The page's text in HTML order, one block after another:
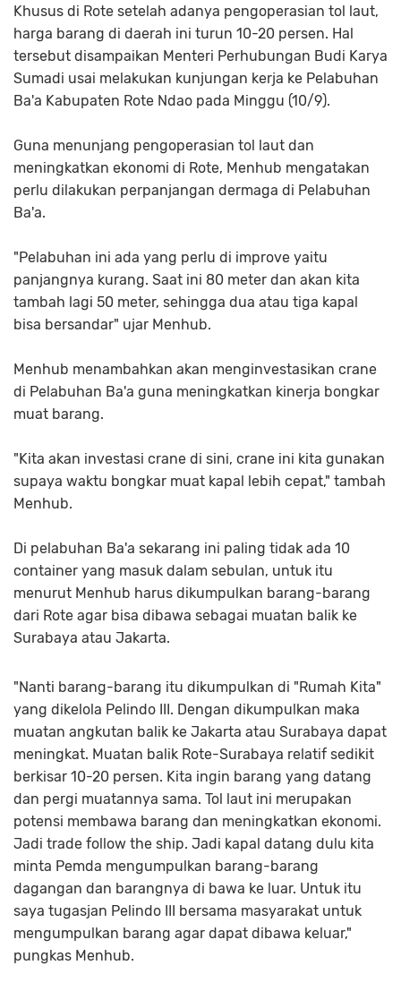
Khusus di Rote setelah adanya pengoperasian tol laut,
harga barang di daerah ini turun 10-20 persen. Hal
tersebut disampaikan Menteri Perhubungan Budi Karya
Sumadi usai melakukan kunjungan kerja ke Pelabuhan
Ba'a Kabupaten Rote Ndao pada Minggu (10/9).
Guna menunjang pengoperasian tol laut dan
meningkatkan ekonomi di Rote, Menhub mengatakan
perlu dilakukan perpanjangan dermaga di Pelabuhan
Ba'a.
"Pelabuhan ini ada yang perlu di improve yaitu
panjangnya kurang. Saat ini 80 meter dan akan kita
tambah lagi 50 meter, sehingga dua atau tiga kapal
bisa bersandar" ujar Menhub.
Menhub menambahkan akan menginvestasikan crane
di Pelabuhan Ba'a guna meningkatkan kinerja bongkar
muat barang.
"Kita akan investasi crane di sini, crane ini kita gunakan
supaya waktu bongkar muat kapal lebih cepat," tambah
Menhub.
Di pelabuhan Ba'a sekarang ini paling tidak ada 10
container yang masuk dalam sebulan, untuk itu
menurut Menhub harus dikumpulkan barang-barang
dari Rote agar bisa dibawa sebagai muatan balik ke
Surabaya atau Jakarta.
"Nanti barang-barang itu dikumpulkan di "Rumah Kita"
yang dikelola Pelindo III. Dengan dikumpulkan maka
muatan angkutan balik ke Jakarta atau Surabaya dapat
meningkat. Muatan balik Rote-Surabaya relatif sedikit
berkisar 10-20 persen. Kita ingin barang yang datang
dan pergi muatannya sama. Tol laut ini merupakan
potensi membawa barang dan meningkatkan ekonomi.
Jadi trade follow the ship. Jadi kapal datang dulu kita
minta Pemda mengumpulkan barang-barang
dagangan dan barangnya di bawa ke luar. Untuk itu
saya tugasjan Pelindo III bersama masyarakat untuk
mengumpulkan barang agar dapat dibawa keluar,"
pungkas Menhub.